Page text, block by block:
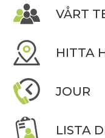
VÅRT
HITTA
JOUR
LISTA